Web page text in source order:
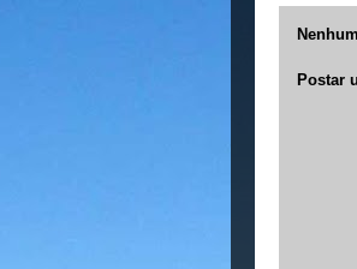
Postar